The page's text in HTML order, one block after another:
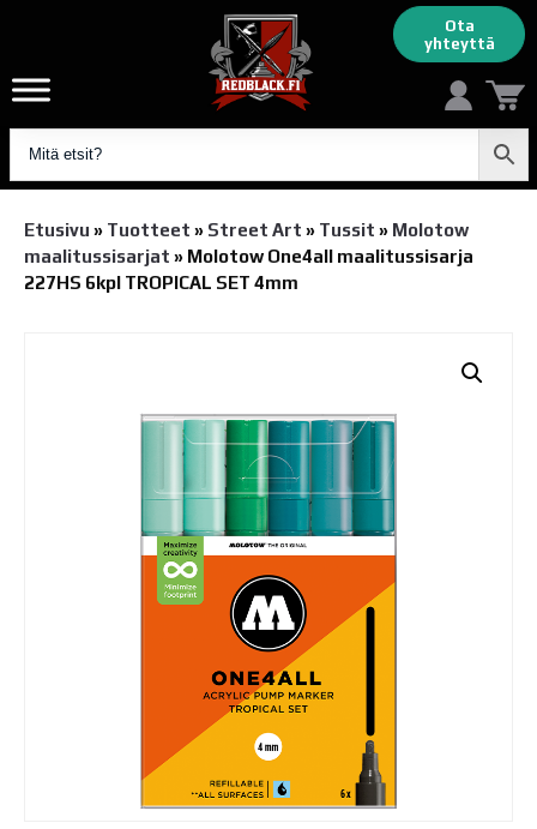
Ota
yhteyttä
Etusivu » Tuotteet » Street Art » Tussit » Molotow
maalitussisarjat » Molotow One4all maalitussisarja
227HS 6kpl TROPICAL SET 4mm